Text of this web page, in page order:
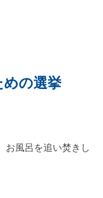
めの選挙
お風呂を追い焚きし